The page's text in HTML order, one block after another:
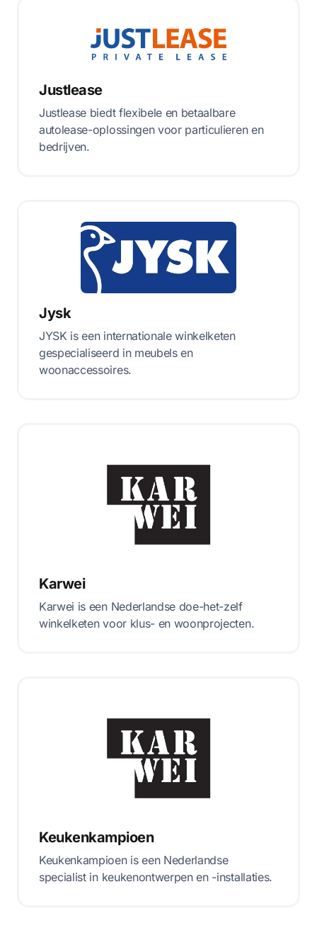
Justlease
Justlease biedt flexibele en betaalbare
autolease-oplossingen voor particulieren en
bedrijven.
Jysk
JYSK is een internationale winkelketen
gespecialiseerd in meubels en
woonaccessoires.
Karwei
Karwei is een Nederlandse doe-het-zelf
winkelketen voor klus- en woonprojecten.
Keukenkampioen
Keukenkampioen is een Nederlandse
specialist in keukenontwerpen en -installaties.